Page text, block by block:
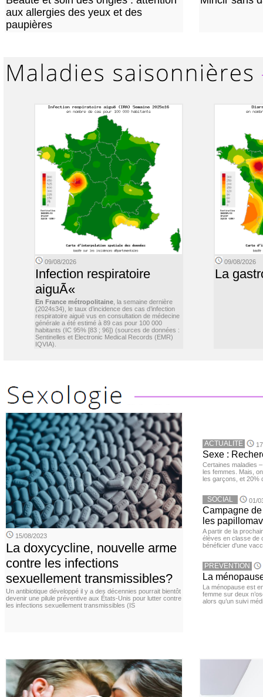
aux allergies des yeux et des
paupières
09/08/2026
Infection respiratoire
aiguÃ«
En France métropolitaine , la semaine dernière
(2024s34), le taux d’incidence des cas d’infection
respiratoire aiguë vus en consultation de médecine
générale a été estimé à 89 cas pour 100 000
habitants (IC 95% [83 ; 96]) (sources de données :
Sentinelles et Electronic Medical Records (EMR)
IQVIA).
09/08/2026
La
15/08/2023
La doxycycline, nouvelle arme
contre les infections
sexuellement transmissibles?
Un antibiotique développé il y a des décennies pourrait bientôt
devenir une pilule préventive aux États-Unis pour lutter contre
les infections sexuellement transmissibles (IS
ACTUALITE
Sexe :
Certaines maladies
les femmes. Mais,
les garçons, et 20%
SOCIAL 01/
Campagne
les
A partir de la
élèves en classe de
bénéficier d'une
PREVENTION
La
La ménopause est
femme sur deux
alors qu’un suivi